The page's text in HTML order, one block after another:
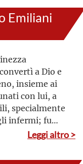
di Santa
transito
a Nevers in
13 dicembre
Emiliani
a Dio e
insieme ai
con lui, a
specialmente
infermi; fu
degli orfani
Leggi altro >